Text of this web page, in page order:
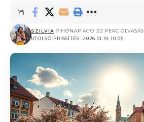
UTOLSÓ FRISSÍTÉS: 2026.01.19. 10:05
SZILVIA 7 HÓNAP AGO 22 PERC OLVASÁS